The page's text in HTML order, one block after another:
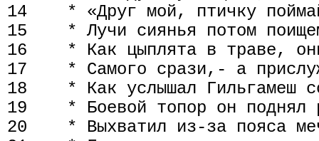
14    * «Друг мой, птичку
15    * Лучи сиянья потом
16    * Как цыплята в траве,
17    * Самого срази,- а
18    * Как услышал Гильгамеш
19    * Боевой топор он поднял
20    * Выхватил из-за пояса